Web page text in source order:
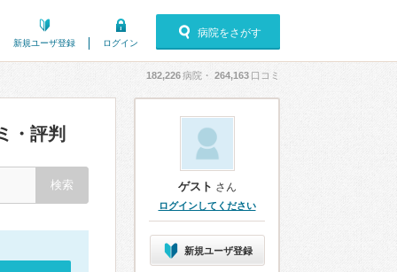
新規ユーザ登録 ログイン
病院をさがす
182,226病院・ 264,163 口コミ
・評判
ゲスト さん
ログインしてください
新規ユーザ登録